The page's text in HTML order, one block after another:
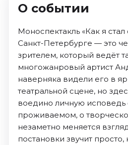
О событии
Моноспектакль «Как я
Санкт-Петербурге — это
зрителем, который ведёт
многожанровый артист
наверняка видели его в
театральной сцене, но
воедино личную
проживаемом, о
незаметно меняется
постановки звучит